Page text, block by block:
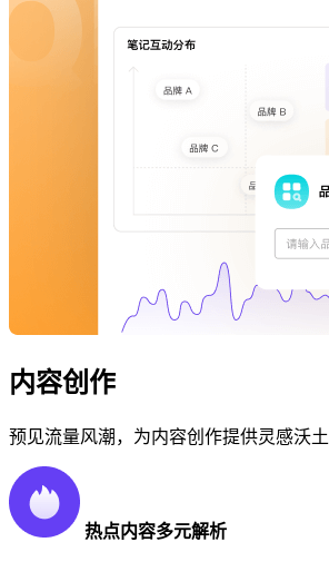
内容创作
预见流量风潮，为内容创作提供灵感沃土
热点内容多元解析